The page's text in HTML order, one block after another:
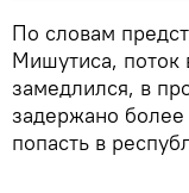
По словам
Мишутиса, поток
замедлился, в
задержано
попасть в